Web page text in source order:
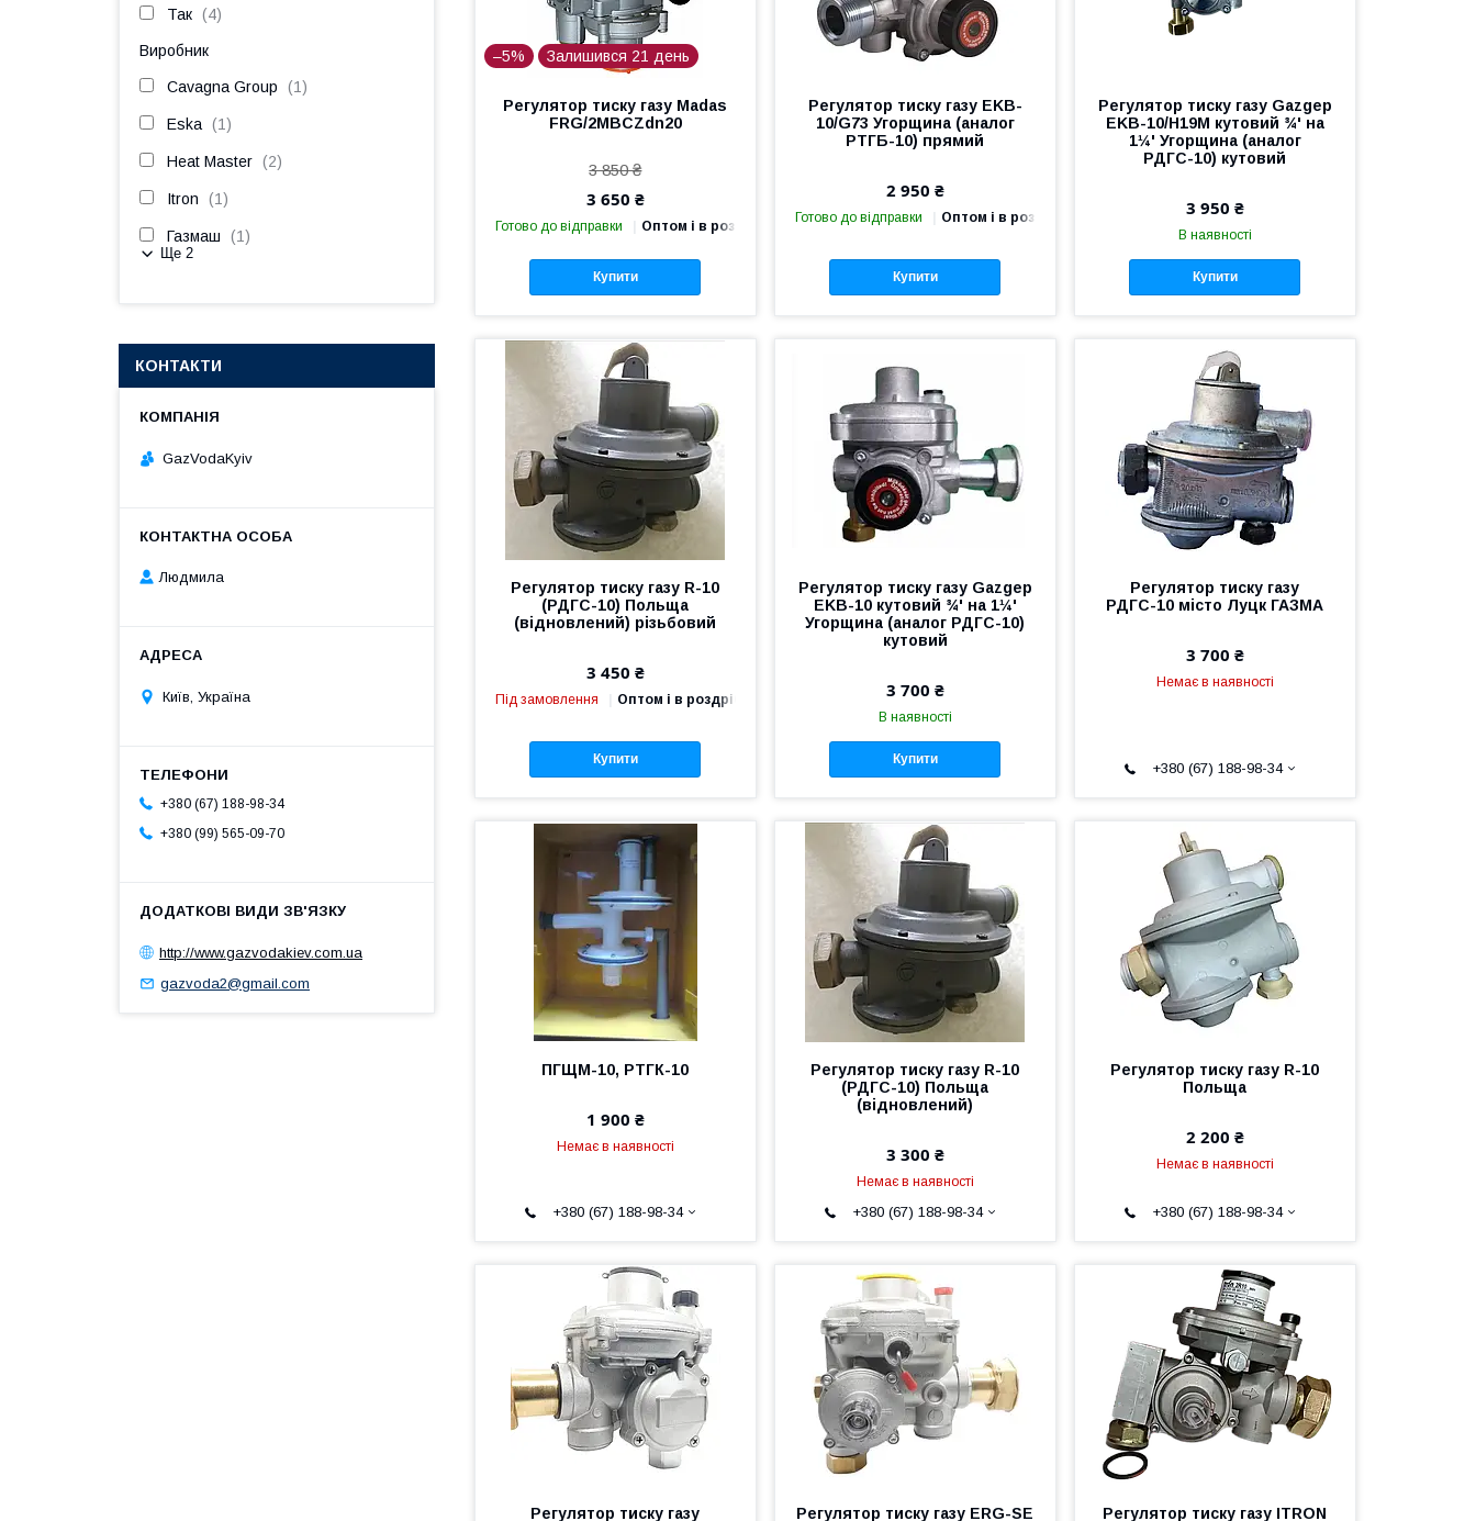
–5% Залишився 21 день
Регулятор тиску газу Madas
FRG/2MBCZdn20
3 850 ₴
3 650 ₴
Готово до відправки Оптом і в роздріб
Купити
Регулятор тиску газу EKB-
10/G73 Угорщина (аналог
РТГБ-10) прямий
2 950 ₴
Готово до відправки Оптом і в роздріб
Купити
Регулятор тиску газу Gazgep
EKB-10/H19M кутовий ¾' на
1¼' Угорщина (аналог
РДГС-10) кутовий
3 950 ₴
В наявності
Купити
Регулятор тиску газу R-10
(РДГС-10) Польща
(відновлений) різьбовий
3 450 ₴
Під замовлення Оптом і в роздріб
Купити
Регулятор тиску газу Gazgep
EKB-10 кутовий ¾' на 1¼'
Угорщина (аналог РДГС-10)
кутовий
3 700 ₴
В наявності
Купити
Регулятор тиску газу
РДГС-10 місто Луцк ГАЗМА
3 700 ₴
Немає в наявності
+380 (67) 188-98-34
ПГЩМ-10, РТГК-10
1 900 ₴
Немає в наявності
+380 (67) 188-98-34
Регулятор тиску газу R-10
(РДГС-10) Польща
(відновлений)
3 300 ₴
Немає в наявності
+380 (67) 188-98-34
Регулятор тиску газу R-10
Польща
2 200 ₴
Немає в наявності
+380 (67) 188-98-34
Регулятор тиску газу Регулятор тиску газу ERG-SE Регулятор тиску газу ITRON
Так 4
Виробник
Cavagna Group 1
Eska 1
Heat Master 2
Itron 1
Газмаш 1
Ще 2
КОНТАКТИ
GazVodaKyiv
Людмила
Київ, Україна
+380 (67) 188-98-34
+380 (99) 565-09-70
http://www.gazvodakiev.com.ua
gazvoda2@gmail.com